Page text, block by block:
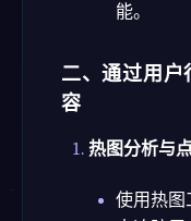
能。
二、通过用户
容
热图分析与
使用热图